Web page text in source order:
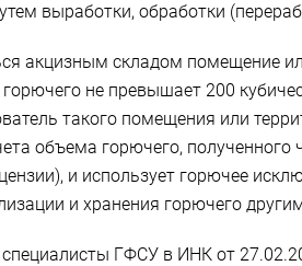
выработки, обработки
акцизным складом помещение
горючего не превышает 200
такого помещения или
объема горючего,
и использует горючее
и хранения горючего
ГФСУ в ИНК от